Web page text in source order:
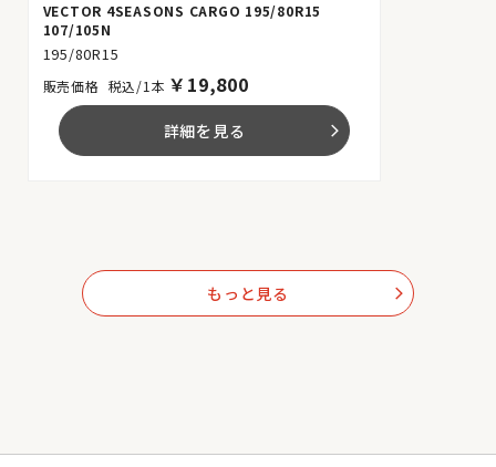
VECTOR 4SEASONS CARGO 195/80R15
107/105N
195/80R15
税込/1本 ￥ 19,800
詳細を見る arrow_forward_ios
もっと見る arrow_forward_ios